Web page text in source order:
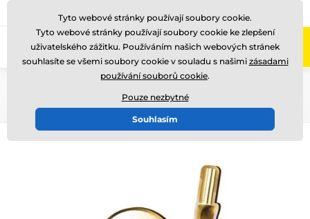
Zavolejte nám (Po-Pá 8-17)
Tyto webové stránky používají soubory cookie.
Tyto webové stránky používají soubory cookie ke zlepšení
uživatelského zážitku. Používáním našich webových stránek
souhlasíte se všemi soubory cookie v souladu s našimi zásadami
používání souborů cookie.
Pouze nezbytné
Souhlasím